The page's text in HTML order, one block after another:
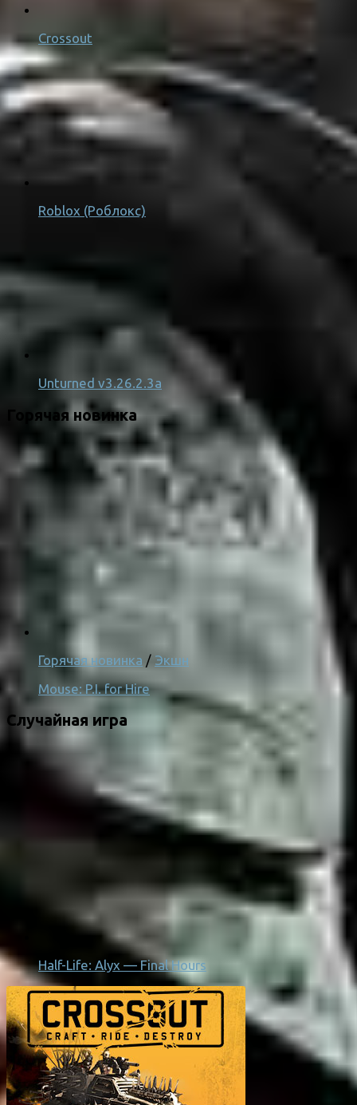
Crossout
Roblox (Роблокс)
Unturned v3.26.2.3a
Горячая новинка
Горячая новинка / Экшн
Mouse: P.I. for Hire
Случайная игра
Half-Life: Alyx — Final Hours